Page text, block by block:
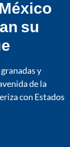
su
y
de la
con Estados